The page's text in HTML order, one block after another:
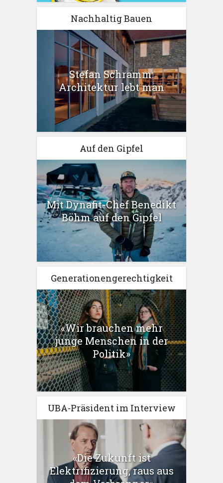
Nachhaltig Bauen
Stefan Schramm:
Architektur lebt man
Auf den Gipfel
Mit Dynafit-Chef Benedikt
Böhm auf den Gipfel
Generationengerechtigkeit
«Wir brauchen mehr
junge Menschen in der
Politik»
UBA-Präsident im Interview
«Die Zukunft ist
Elektrifizierung, raus aus